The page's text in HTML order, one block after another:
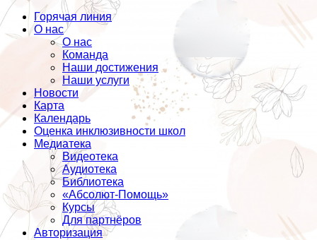
Горячая линия
О нас
О нас
Команда
Наши достижения
Наши услуги
Новости
Карта
Календарь
Оценка инклюзивности школ
Медиатека
Видеотека
Аудиотека
Библиотека
«Абсолют-Помощь»
Курсы
Для партнёров
Авторизация